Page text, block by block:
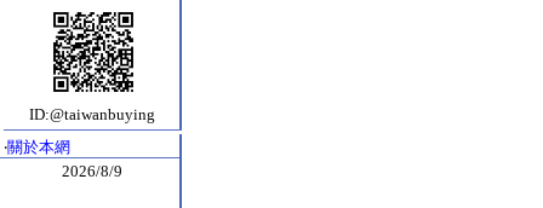
ID:@taiwanbuying
‧關於本網
2026/8/9